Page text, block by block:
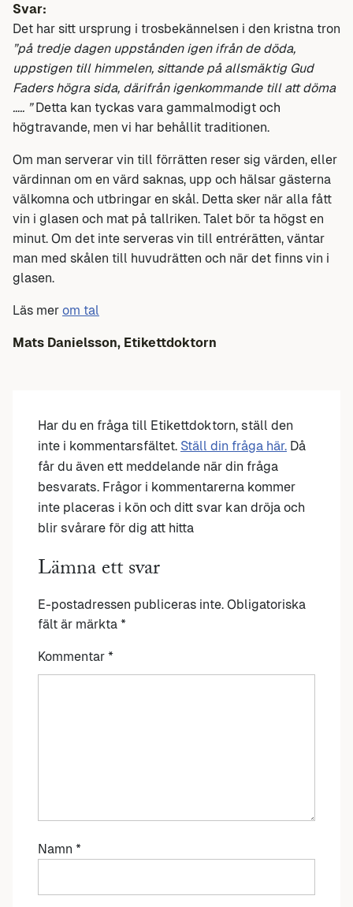
Svar:
Det har sitt ursprung i trosbekännelsen i den kristna tron
”på tredje dagen uppstånden igen ifrån de döda,
uppstigen till himmelen, sittande på allsmäktig Gud
Faders högra sida, därifrån igenkommande till att döma
….. ”Detta kan tyckas vara gammalmodigt och
högtravande, men vi har behållit traditionen.
Om man serverar vin till förrätten reser sig värden, eller
värdinnan om en värd saknas, upp och hälsar gästerna
välkomna och utbringar en skål. Detta sker när alla fått
vin i glasen och mat på tallriken. Talet bör ta högst en
minut. Om det inte serveras vin till entrérätten, väntar
man med skålen till huvudrätten och när det finns vin i
glasen.
Läs mer om tal
Mats Danielsson, Etikettdoktorn
Har du en fråga till Etikettdoktorn, ställ den
inte i kommentarsfältet. Ställ din fråga här. Då
får du även ett meddelande när din fråga
besvarats. Frågor i kommentarerna kommer
inte placeras i kön och ditt svar kan dröja och
blir svårare för dig att hitta
Lämna ett svar
E-postadressen publiceras inte. Obligatoriska
fält är märkta *
Kommentar *
Namn *